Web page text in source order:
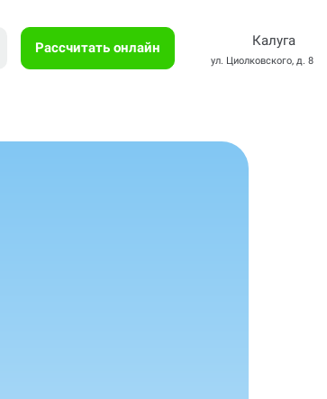
Рассчитать онлайн Калуга
ул. Циолковского, д. 8